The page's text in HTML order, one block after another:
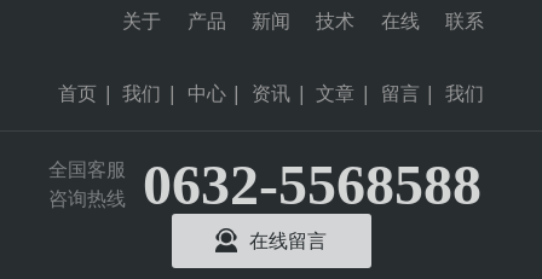
首页
关于
我们
产品
中心
新闻
资讯
技术
文章
在线
留言
联系
我们
全国客服
咨询热线
0632-5568588
在线留言